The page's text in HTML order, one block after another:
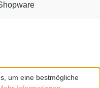
um eine bestmögliche